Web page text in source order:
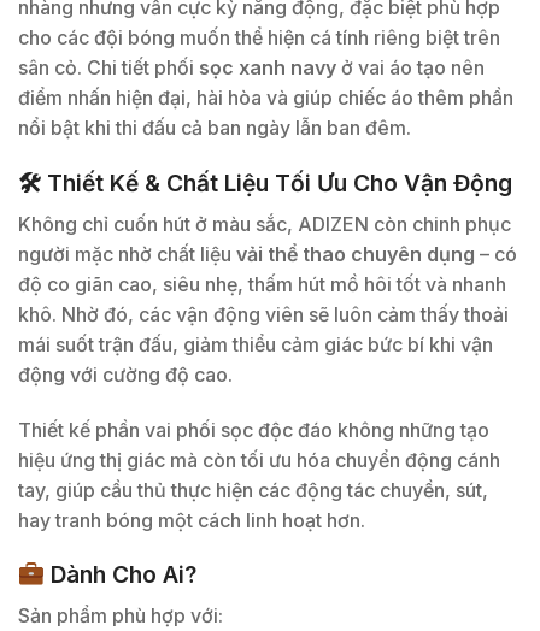
nhàng nhưng vẫn cực kỳ năng động, đặc biệt phù hợp
cho các đội bóng muốn thể hiện cá tính riêng biệt trên
sân cỏ. Chi tiết phối sọc xanh navy ở vai áo tạo nên
điểm nhấn hiện đại, hài hòa và giúp chiếc áo thêm phần
nổi bật khi thi đấu cả ban ngày lẫn ban đêm.
🛠 Thiết Kế & Chất Liệu Tối Ưu Cho Vận Động
Không chỉ cuốn hút ở màu sắc, ADIZEN còn chinh phục
người mặc nhờ chất liệu vải thể thao chuyên dụng – có
độ co giãn cao, siêu nhẹ, thấm hút mồ hôi tốt và nhanh
khô. Nhờ đó, các vận động viên sẽ luôn cảm thấy thoải
mái suốt trận đấu, giảm thiểu cảm giác bức bí khi vận
động với cường độ cao.
Thiết kế phần vai phối sọc độc đáo không những tạo
hiệu ứng thị giác mà còn tối ưu hóa chuyển động cánh
tay, giúp cầu thủ thực hiện các động tác chuyền, sút,
hay tranh bóng một cách linh hoạt hơn.
Dành Cho Ai?
Sản phẩm phù hợp với: